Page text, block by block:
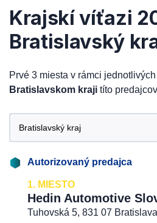
Krajskí víťazi
Bratislavský
Prvé 3 miesta v rámci
Bratislavskom kraji títo
Autorizovaný predajca
1. MIESTO
Hedin Automotive
Tuhovská 5, 831 07